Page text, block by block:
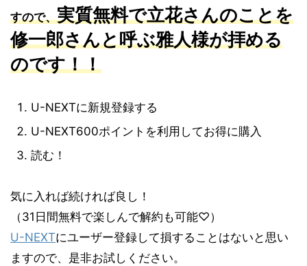
すので、実質無料で立花さんのことを
修一郎さんと呼ぶ雅人様が拝める
のです！！
U-NEXTに新規登録する
U-NEXT600ポイントを利用してお得に購入
読む！
気に入れば続ければ良し！
（31日間無料で楽しんで解約も可能♡）
U-NEXTにユーザー登録して損することはないと思い
ますので、是非お試しください。